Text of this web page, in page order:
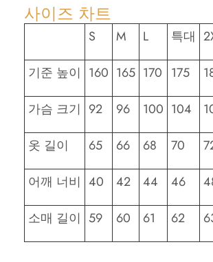
사이즈 차트
S M L 특대
기준 높이 160 165 170 175
가슴 크기 92 96 100 104
옷 길이 65 66 68 70
어깨 너비 40 42 44 46
소매 길이 59 60 61 62